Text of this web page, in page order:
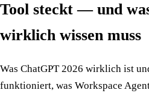
Tool steckt — und
wirklich wissen muss
Was ChatGPT 2026 wirklich ist
funktioniert, was Workspace